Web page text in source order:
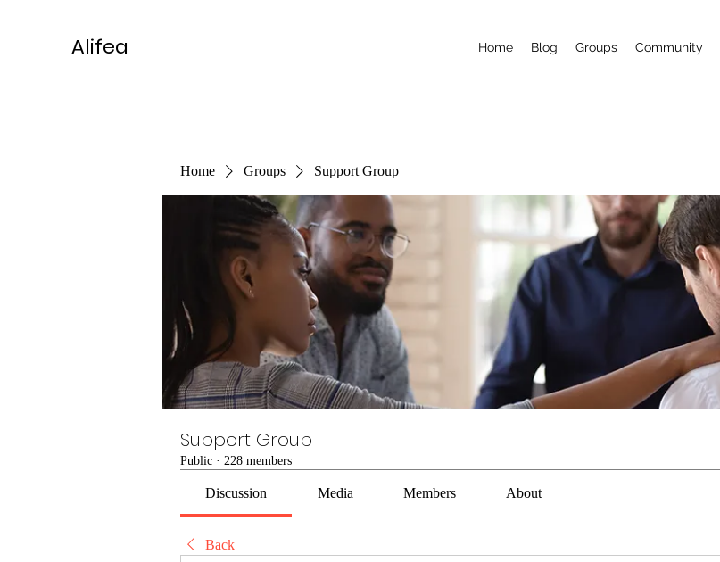
Alifea Home Blog Groups Community
Home Groups Support Group
Support Group
Public · 228 members
Discussion Media Members About
Back